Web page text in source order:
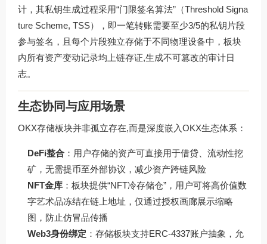
计，其私钥生成过程采用“门限签名算法”（Threshold Signa
ture Scheme, TSS），即一笔转账需要至少3/5的私钥片段
参与签名，且每个片段独立存储于不同物理设备中，板块
内所有资产变动记录均上链存证,生成不可篡改的审计日
志。
生态协同与应用场景
OKX存储板块并非孤立存在,而是深度嵌入OKX生态体系：
DeFi整合 ：用户存储的资产可直接用于借贷、流动性挖
矿，无需提币至外部协议，减少资产跨链风险
NFT金库 ：板块提供“NFT冷存储仓”，用户可将高价值数
字艺术品冻结在链上地址，仅通过授权画廊展示缩略
图，防止仿冒品传播
Web3身份绑定 ：存储板块支持ERC-4337账户抽象，允